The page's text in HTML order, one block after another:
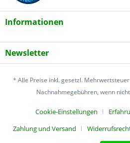
Informationen
Newsletter
* Alle Preise inkl. gesetzl.
Nachnahmegebühren, wenn
Cookie-Einstellungen
Zahlung und Versand